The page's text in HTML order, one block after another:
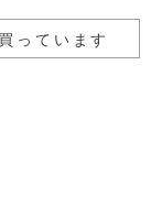
っています